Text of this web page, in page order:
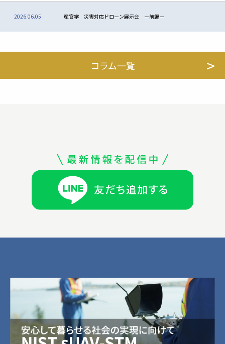
2026.06.05 産官学 災害対応ドローン展示会 ー前編ー
コラム一覧